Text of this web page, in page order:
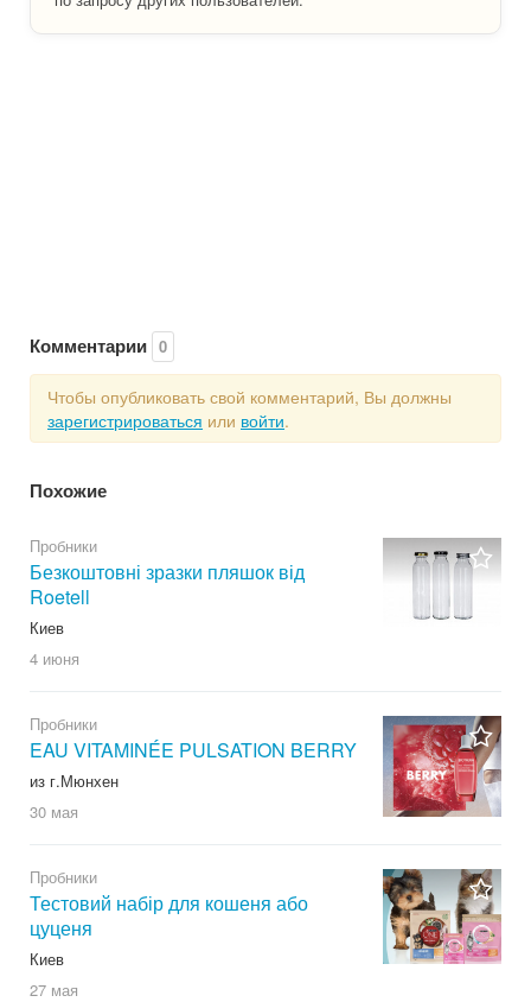
Комментарии 0
Чтобы опубликовать свой комментарий, Вы должны
зарегистрироваться или войти.
Похожие
Пробники
Безкоштовні зразки пляшок від
Roetell
Киев
4 июня
Пробники
EAU VITAMINÉE PULSATION BERRY
из г.Мюнхен
30 мая
Пробники
Тестовий набір для кошеня або
цуценя
Киев
27 мая